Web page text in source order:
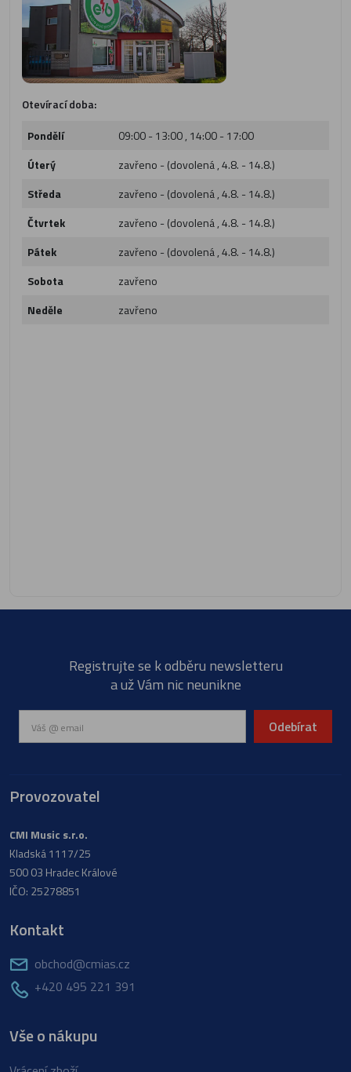
Otevírací doba:
Pondělí
09:00 - 13:00 , 14:00 - 17:00
Úterý
zavřeno - (dovolená , 4.8. - 14.8.)
Středa
zavřeno - (dovolená , 4.8. - 14.8.)
Čtvrtek
zavřeno - (dovolená , 4.8. - 14.8.)
Pátek
zavřeno - (dovolená , 4.8. - 14.8.)
Sobota
zavřeno
Neděle
zavřeno
Registrujte se k odběru newsletteru
a už Vám nic neunikne
Odebírat
Provozovatel
CMI Music s.r.o.
Kladská 1117/25
500 03 Hradec Králové
IČO: 25278851
Kontakt
obchod@cmias.cz
+420 495 221 391
Vše o nákupu